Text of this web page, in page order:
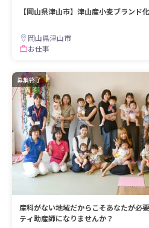
【岡山県津山市】津山産小麦ブラン
岡山県津山市
お仕事
募集終了
産科がない地域だからこそあなたが必
ティ助産師になりませんか？